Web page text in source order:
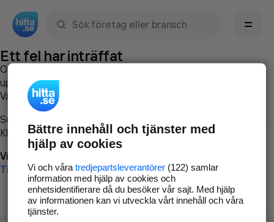
Ett fel har inträffat
Om du vill kan du
uppstod så att vi lättare och snabbare kan avhjälpa det.
Vänligen försök med följande:
Surfa till
Klicka påTillbaka-knappen i webbläsaren och försök igen
Vi beklagar besväret!
Till startsidan
Bättre innehåll och tjänster med
hjälp av cookies
Vi och våra tredjepartsleverantörer(122) samlar
information med hjälp av cookies och
enhetsidentifierare då du besöker vår sajt. Med hjälp
av informationen kan vi utveckla vårt innehåll och våra
tjänster.